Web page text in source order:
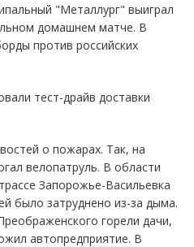
"Металлург" выиграл
домашнем матче. В
против российских
тест-драйв доставки
о пожарах. Так, на
велопатруль. В области
Запорожье-Васильевка
было затруднено из-за дыма.
горели дачи,
автопредприятие. В